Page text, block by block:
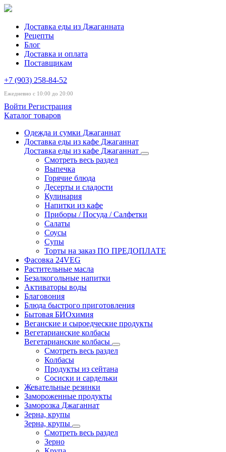
Доставка еды из Джаганната
Рецепты
Блог
Доставка и оплата
Поставщикам
+7 (903) 258-84-52
Ежедневно с 10:00 до 20:00
Войти Регистрация
Каталог товаров
Одежда и сумки Джаганнат
Доставка еды из кафе Джаганнат
Доставка еды из кафе Джаганнат
Смотреть весь раздел
Выпечка
Горячие блюда
Десерты и сладости
Кулинария
Напитки из кафе
Приборы / Посуда / Салфетки
Салаты
Соусы
Супы
Торты на заказ ПО ПРЕДОПЛАТЕ
Фасовка 24VEG
Растительные масла
Безалкогольные напитки
Активаторы воды
Благовония
Блюда быстрого приготовления
Бытовая БИОхимия
Веганские и сыроедческие продукты
Вегетарианские колбасы
Вегетарианские колбасы
Смотреть весь раздел
Колбасы
Продукты из сейтана
Сосиски и сардельки
Жевательные резинки
Замороженные продукты
Заморозка Джаганнат
Зерна, крупы
Зерна, крупы
Смотреть весь раздел
Зерно